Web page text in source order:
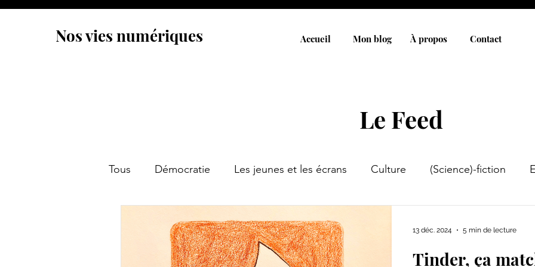
Nos vies numériques Accueil Mon blog À propos Contact
Le Feed
Tous Démocratie Les jeunes et les écrans Culture (Science)-fiction
Tinder, ça
13 déc. 2024 5 min de lecture